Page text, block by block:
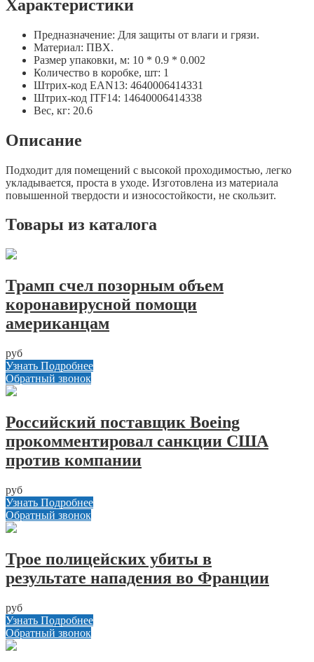
Характеристики
Предназначение: Для защиты от влаги и грязи.
Материал: ПВХ.
Размер упаковки, м: 10 * 0.9 * 0.002
Количество в коробке, шт: 1
Штрих-код EAN13: 4640006414331
Штрих-код ITF14: 14640006414338
Вес, кг: 20.6
Описание
Подходит для помещений с высокой проходимостью, легко
укладывается, проста в уходе. Изготовлена из материала
повышенной твердости и износостойкости, не скользит.
Товары из каталога
Трамп счел позорным объем
коронавирусной помощи
американцам
руб
Узнать Подробнее
Обратный звонок
Российский поставщик Boeing
прокомментировал санкции США
против компании
руб
Узнать Подробнее
Обратный звонок
Трое полицейских убиты в
результате нападения во Франции
руб
Узнать Подробнее
Обратный звонок